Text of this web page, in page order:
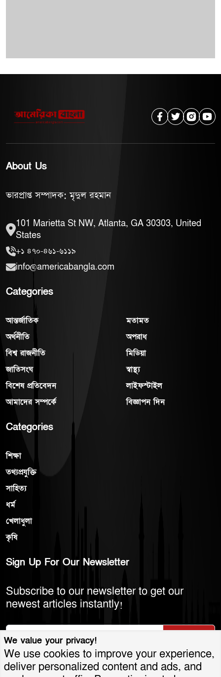
About Us
ভারপ্রাপ্ত সম্পাদক: মৃদুল রহমান
101 Marietta St NW, Atlanta, GA 30303, United
States
+১ ৪৭০-৪৬১-৬১১৯
info@americabangla.com
Categories
আন্তর্জাতিক
অর্থনীতি
বিশ্ব রাজনীতি
জাতিসংঘ
বিশেষ প্রতিবেদন
আমাদের সম্পর্কে
মতামত
অপরাধ
মিডিয়া
স্বাস্থ্য
লাইফস্টাইল
বিজ্ঞাপন দিন
Categories
শিক্ষা
তথ্যপ্রযুক্তি
সাহিত্য
ধর্ম
খেলাধুলা
কৃষি
Sign Up For Our Newsletter
Subscribe to our newsletter to get our
newest articles instantly!
We value your privacy!
We use cookies to improve your experience,
deliver personalized content and ads, and